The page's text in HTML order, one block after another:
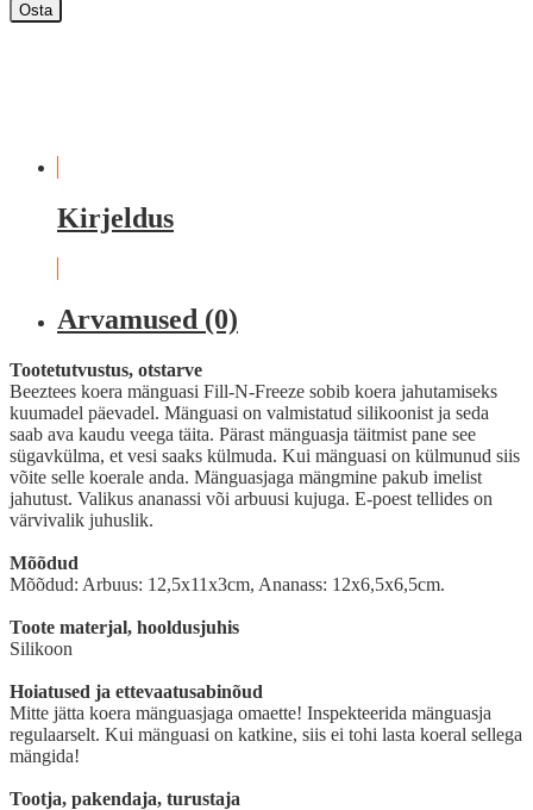
Osta
Kirjeldus
Arvamused (0)
Tootetutvustus, otstarve
Beeztees koera mänguasi Fill-N-Freeze sobib koera jahutamiseks
kuumadel päevadel. Mänguasi on valmistatud silikoonist ja seda
saab ava kaudu veega täita. Pärast mänguasja täitmist pane see
sügavkülma, et vesi saaks külmuda. Kui mänguasi on külmunud siis
võite selle koerale anda. Mänguasjaga mängmine pakub imelist
jahutust. Valikus ananassi või arbuusi kujuga. E-poest tellides on
värvivalik juhuslik.
Mõõdud
Mõõdud: Arbuus: 12,5x11x3cm, Ananass: 12x6,5x6,5cm.
Toote materjal, hooldusjuhis
Silikoon
Hoiatused ja ettevaatusabinõud
Mitte jätta koera mänguasjaga omaette! Inspekteerida mänguasja
regulaarselt. Kui mänguasi on katkine, siis ei tohi lasta koeral sellega
mängida!
Tootja, pakendaja, turustaja